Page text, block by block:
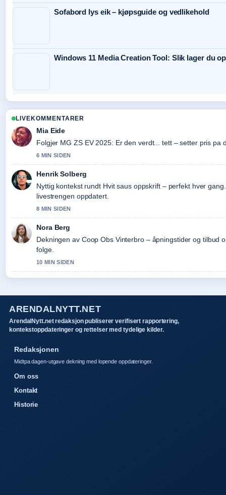
Sofabord lys eik – kjøpsguide og vedlikehold
Windows 11 Media Creation Tool: Slik lager du
LIVEKOMMENTARER
Mia Eide
Folgjer MG ZS EV 2025: Er den verdt... tett – setter pris pa
6 MIN SIDEN
Henrik Solberg
Nyttig kontekst rundt Hvit saus oppskrift – perfekt hver
livestrengen oppdatert.
8 MIN SIDEN
Nora Berg
Dekningen av Coop Obs Vinterbro – åpningstider og tilbud
folge.
10 MIN SIDEN
ARENDALNYTT.NET
ArendalNytt.net redaksjon publiserer verifisert rapportering,
kontekstoppdateringer og rettelser med tydelige kilder.
Redaksjonen
Midtpa dagen-utgave dekning med lopende oppdateringer.
Om oss
Kontakt
Historie